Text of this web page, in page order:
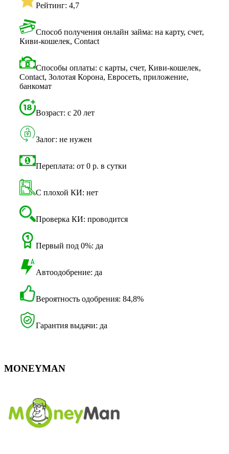
Рейтинг: 4,7
Способ получения онлайн займа: на карту, счет,
Киви-кошелек, Contact
Способы оплаты: с карты, счет, Киви-кошелек,
Contact, Золотая Корона, Евросеть, приложение,
банкомат
Возраст: с 20 лет
Залог: не нужен
Переплата: от 0 р. в сутки
С плохой КИ: нет
Проверка КИ: проводится
Первый под 0%: да
Автоодобрение: да
Вероятность одобрения: 84,8%
Гарантия выдачи: да
MONEYMAN